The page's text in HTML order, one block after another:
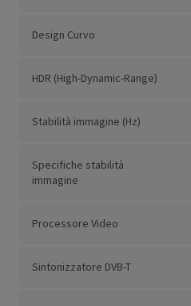
Design Curvo
HDR (High-Dynamic-Range)
Stabilità immagine (Hz)
Specifiche stabilità
immagine
Processore Video
Sintonizzatore DVB-T